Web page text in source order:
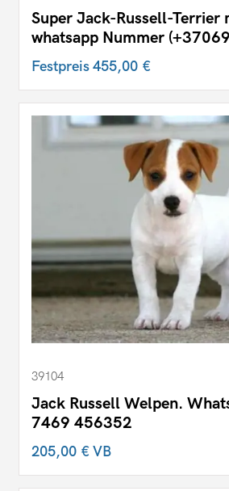
Super Jack-Russell-Terrier
whatsapp Nummer
Festpreis455,00 €
39104
Jack Russell Welpen.
7469 456352
205,00 €VB